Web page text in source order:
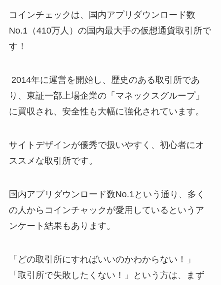
コインチェックは、国内アプリダウンロード数
No.1（410万人）の国内最大手の仮想通貨取引所で
す！
2014年に運営を開始し、歴史のある取引所であ
り、東証一部上場企業の「マネックスグループ」
に買収され、安全性も大幅に強化されています。
サイトデザインが優秀で扱いやすく、初心者にオ
ススメな取引所です。
国内アプリダウンロード数No.1という通り、多く
の人からコインチャックが愛用しているというア
ンケート結果もあります。
「どの取引所にすればいいのかわからない！」
「取引所で失敗したくない！」という方は、まず